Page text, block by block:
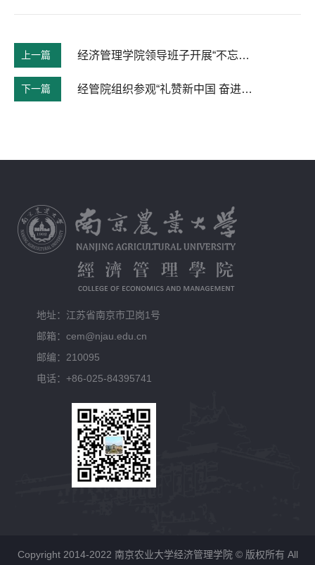
上一篇 经济管理学院领导班子开展“不忘初心、牢记使命”主题教育第二次集中学习
下一篇 经管院组织参观“礼赞新中国 奋进新时代——江苏省庆祝中华人民共和国成立70周年成就展”暨“我和我的祖国”主题党日
地址：江苏省南京市卫岗1号
邮箱：cem@njau.edu.cn
邮编：210095
电话：+86-025-84395741
Copyright 2014-2022 南京农业大学经济管理学院 © 版权所有 All